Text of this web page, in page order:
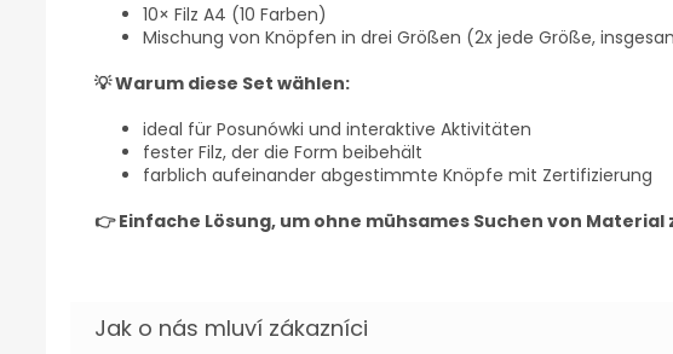
10× Filz A4 (10 Farben)
Mischung von Knöpfen in drei Größen (2x jede Größe,
💡 Warum diese Set wählen:
ideal für Posunówki und interaktive Aktivitäten
fester Filz, der die Form beibehält
farblich aufeinander abgestimmte Knöpfe mit Zertifizierung
👉 Einfache Lösung, um ohne mühsames Suchen von Material